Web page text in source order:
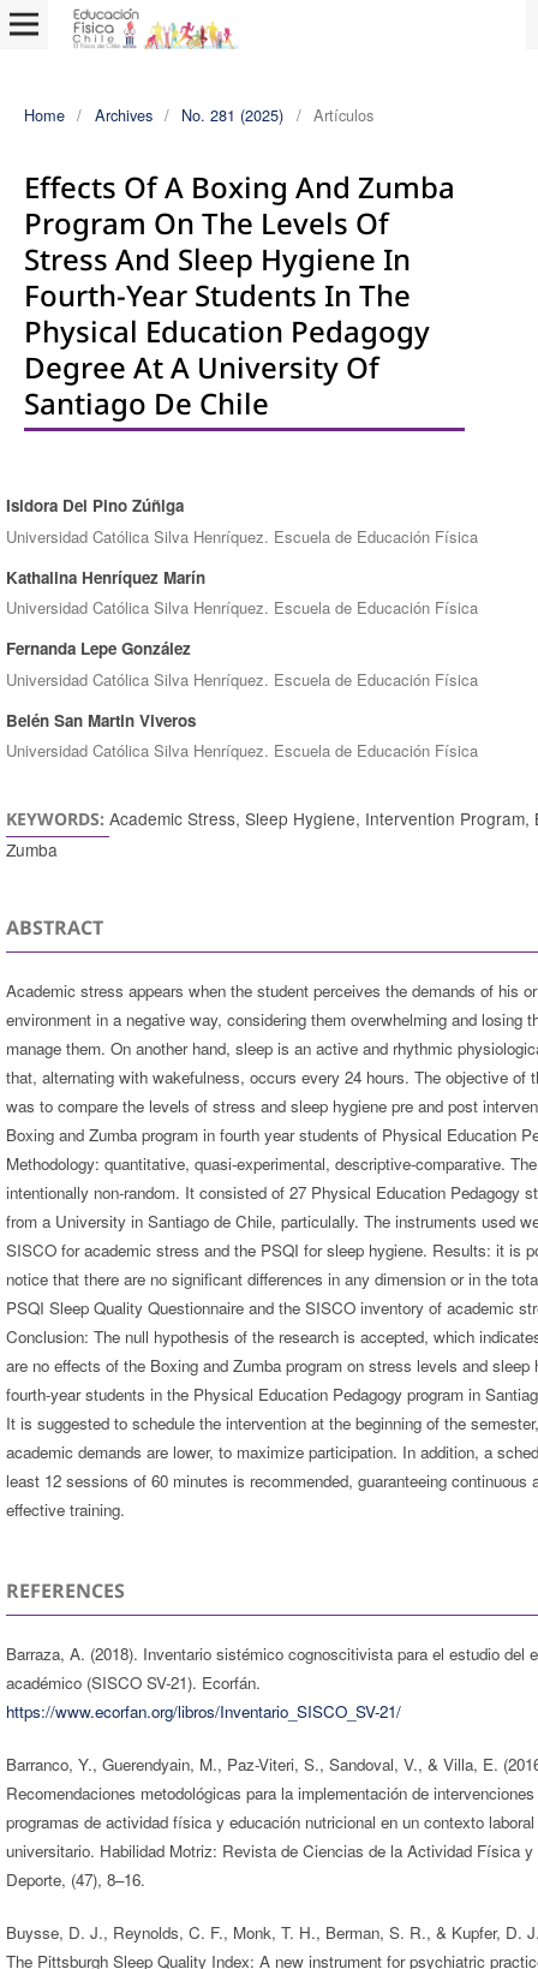
Home / Archives / No. 281 (2025) / Artículos
Effects Of A Boxing And Zumba
Program On The Levels Of
Stress And Sleep Hygiene In
Fourth-Year Students In The
Physical Education Pedagogy
Degree At A University Of
Santiago De Chile
Authors
Isidora Del Pino Zúñiga
Universidad Católica Silva Henríquez. Escuela de Educación Física
Kathalina Henríquez Marín
Universidad Católica Silva Henríquez. Escuela de Educación Física
Fernanda Lepe González
Universidad Católica Silva Henríquez. Escuela de Educación Física
Belén San Martin Viveros
Universidad Católica Silva Henríquez. Escuela de Educación Física
KEYWORDS: Academic Stress, Sleep Hygiene, Intervention Program,
Zumba
ABSTRACT
Academic stress appears when the student perceives the demands of his
environment in a negative way, considering them overwhelming and losing
manage them. On another hand, sleep is an active and rhythmic
that, alternating with wakefulness, occurs every 24 hours. The objective of
was to compare the levels of stress and sleep hygiene pre and post
Boxing and Zumba program in fourth year students of Physical Education
Methodology: quantitative, quasi-experimental, descriptive-comparative.
intentionally non-random. It consisted of 27 Physical Education Pedagogy
from a University in Santiago de Chile, particulally. The instruments used
SISCO for academic stress and the PSQI for sleep hygiene. Results: it is
notice that there are no significant differences in any dimension or in the
PSQI Sleep Quality Questionnaire and the SISCO inventory of academic
Conclusion: The null hypothesis of the research is accepted, which
are no effects of the Boxing and Zumba program on stress levels and sleep
fourth-year students in the Physical Education Pedagogy program in
It is suggested to schedule the intervention at the beginning of the
academic demands are lower, to maximize participation. In addition, a
least 12 sessions of 60 minutes is recommended, guaranteeing continuous
effective training.
REFERENCES
Barraza, A. (2018). Inventario sistémico cognoscitivista para el estudio del
académico (SISCO SV-21). Ecorfán.
https://www.ecorfan.org/libros/Inventario_SISCO_SV-21/
Barranco, Y., Guerendyain, M., Paz-Viteri, S., Sandoval, V., & Villa, E.
Recomendaciones metodológicas para la implementación de
programas de actividad física y educación nutricional en un contexto laboral
universitario. Habilidad Motriz: Revista de Ciencias de la Actividad Física y
Deporte, (47), 8–16.
Buysse, D. J., Reynolds, C. F., Monk, T. H., Berman, S. R., & Kupfer, D.
The Pittsburgh Sleep Quality Index: A new instrument for psychiatric